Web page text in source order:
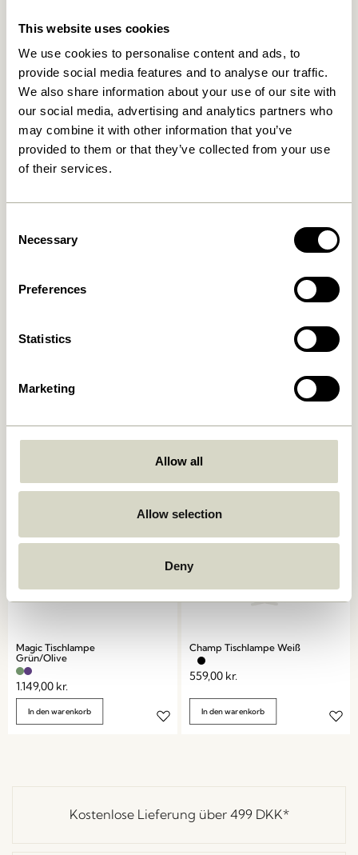
This website uses cookies
We use cookies to personalise content and ads, to
provide social media features and to analyse our traffic.
We also share information about your use of our site with
our social media, advertising and analytics partners who
may combine it with other information that you’ve
provided to them or that they’ve collected from your use
of their services.
Selection
Necessary
Preferences
Statistics
Marketing
Allow all
Allow selection
Deny
Mush Tischlampe Mini
Messingfarben
1.399,00 kr.
In den warenkorb
Tower Tischlampe Rot
In den warenkorb
Mush Tischlampe Mini Hell-
1.399,00kr.
Magic Tischlampe
Grün/Olive
1.149,00 kr.
In den warenkorb
Champ Tischlampe Weiß
559,00 kr.
In den warenkorb
Kostenlose Lieferung über 499 DKK*